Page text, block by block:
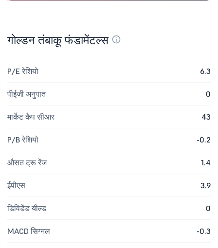
गोल्डन तंबाकू फंडामेंटल्स
P/E रेशियो 6.3
पीईजी अनुपात 0
मार्केट कैप सीआर 43
P/B रेशियो -0.2
औसत ट्रू रेंज 1.4
ईपीएस 3.9
डिविडेंड यील्ड 0
MACD सिग्नल -0.3